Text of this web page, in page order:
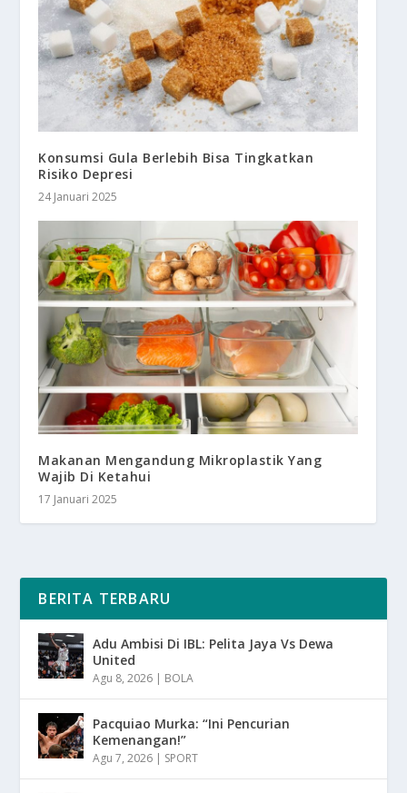
Konsumsi Gula Berlebih Bisa Tingkatkan
Risiko Depresi
24 Januari 2025
Makanan Mengandung Mikroplastik Yang
Wajib Di Ketahui
17 Januari 2025
BERITA TERBARU
Adu Ambisi Di IBL: Pelita Jaya Vs Dewa
United
Agu 8, 2026 | BOLA
Pacquiao Murka: “Ini Pencurian
Kemenangan!”
Agu 7, 2026 | SPORT